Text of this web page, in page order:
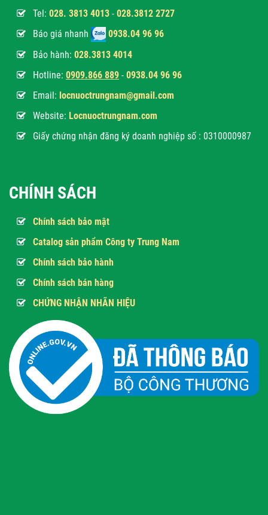
Tel: 028. 3813 4013 - 028.3812 2727
Báo giá nhanh
0938.04 96 96
Bảo hành: 028.3813 4014
Hotline: 0909.866 889 - 0938.04 96 96
Email: locnuoctrungnam@gmail.com
Website: Locnuoctrungnam.com
Giấy chứng nhận đăng ký doanh nghiệp số : 0310000987
CHÍNH SÁCH
Chính sách bảo mật
Catalog sản phẩm Công ty Trung Nam
Chính sách bảo hành
Chính sách bán hàng
CHỨNG NHẬN NHÃN HIỆU